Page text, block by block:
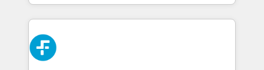
organisations, global organisations and those with
complex use cases 🏆 CRM Implementation,
Platform Enablement, Custom Integration and
Onboarding Accredited 🔐 ISO27001 & ISO9001
Certified
so selling and actually engaging with your customers
feels easy and pain-free. We are a top ranked
HubSpot Elite Partner, winner of Rookie of the Year
and Customer First Awards, 4.9/5 rating in HubSpot
Reviews and 4.9/5 rating in Clutch Reviews. Digifianz